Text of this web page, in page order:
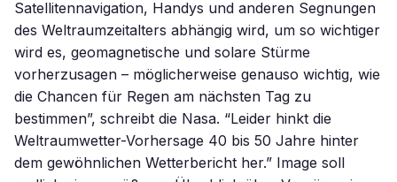
Satellitennavigation, Handys und anderen Segnungen
des Weltraumzeitalters abhängig wird, um so wichtiger
wird es, geomagnetische und solare Stürme
vorherzusagen – möglicherweise genauso wichtig, wie
die Chancen für Regen am nächsten Tag zu
bestimmen”, schreibt die Nasa. “Leider hinkt die
Weltraumwetter-Vorhersage 40 bis 50 Jahre hinter
dem gewöhnlichen Wetterbericht her.” Image soll